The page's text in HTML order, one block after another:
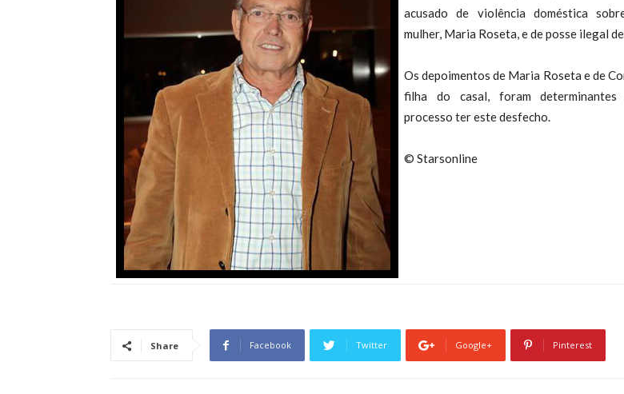
acusado de violência doméstica
mulher, Maria Roseta, e de posse ilegal
Os depoimentos de Maria Roseta e de
filha do casal, foram
processo ter este desfecho.
© Starsonline
Share Facebook Twitter Google+ Pinterest